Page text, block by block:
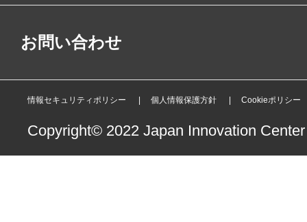
お問い合わせ
情報セキュリティポリシー 個人情報保護方針 Cookieポリシー
Copyright© 2022 Japan Innovation